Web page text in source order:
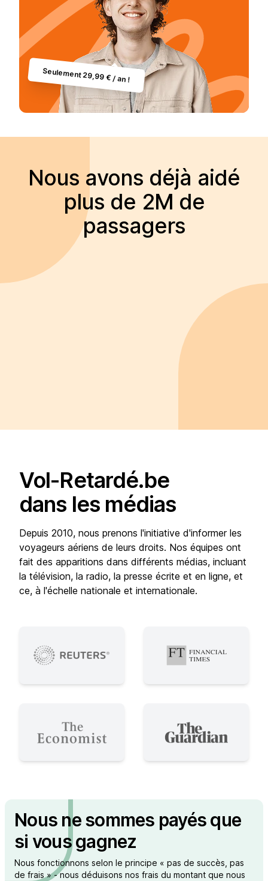
Seulement 29,99 € / an !
Nous avons déjà aidé
plus de 2M de
passagers
Vol-Retardé.be
dans les médias
Depuis 2010, nous prenons l'initiative d'informer les
voyageurs aériens de leurs droits. Nos équipes ont
fait des apparitions dans différents médias, incluant
la télévision, la radio, la presse écrite et en ligne, et
ce, à l'échelle nationale et internationale.
Nous ne sommes payés que
si vous gagnez
Nous fonctionnons selon le principe « pas de succès, pas
de frais » - nous déduisons nos frais du montant que nous